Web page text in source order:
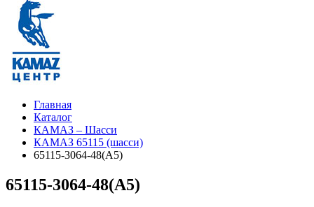
Главная
Каталог
КАМАЗ – Шасси
КАМАЗ 65115 (шасси)
65115-3064-48(А5)
65115-3064-48(А5)